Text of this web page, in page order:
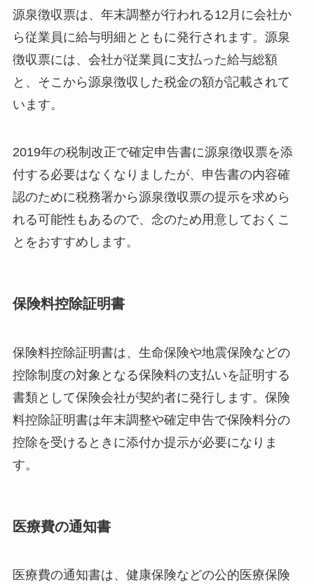
源泉徴収票は、年末調整が行われる12月に会社か
ら従業員に給与明細とともに発行されます。源泉
徴収票には、会社が従業員に支払った給与総額
と、そこから源泉徴収した税金の額が記載されて
います。
2019年の税制改正で確定申告書に源泉徴収票を添
付する必要はなくなりましたが、申告書の内容確
認のために税務署から源泉徴収票の提示を求めら
れる可能性もあるので、念のため用意しておくこ
とをおすすめします。
保険料控除証明書
保険料控除証明書は、生命保険や地震保険などの
控除制度の対象となる保険料の支払いを証明する
書類として保険会社が契約者に発行します。保険
料控除証明書は年末調整や確定申告で保険料分の
控除を受けるときに添付か提示が必要になりま
す。
医療費の通知書
医療費の通知書は、健康保険などの公的医療保険